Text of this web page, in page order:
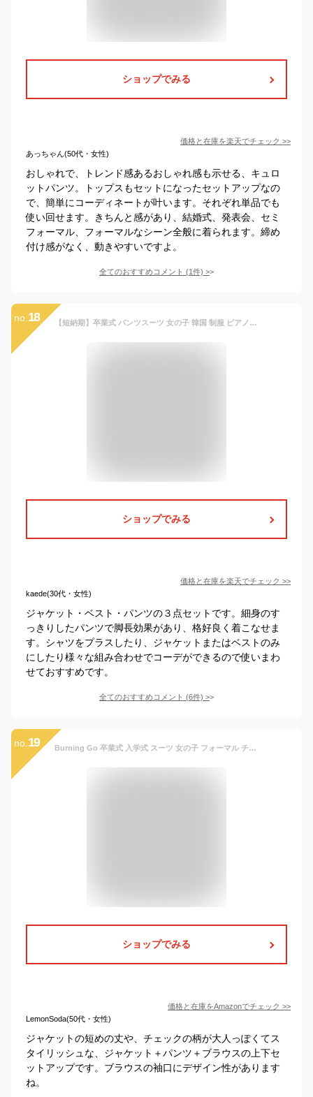
ショップでみる
価格と在庫を楽天でチェック >>
あっちゃん(50代・女性)
おしゃれで、トレンド感あるおしゃれ感も示せる、キュロ
ットパンツ。トップスもセットになったセットアップなの
で、簡単にコーディネートが叶います。それぞれ単品でも
使い回せます。きちんと感があり、結婚式、発表会、セミ
フォーマル、フォーマルなシーン全般に着られます。締め
付け感がなく、動きやすいですよ。
全てのおすすめコメント (1件) >
no. 18 【短納期】卒業式 パンツスーツ 女の子 韓国 制服 ピアノ発表会 卒業式 卒服 160 小学生 入学式 パンツスーツ ブラックフォーマル 子供スーツ 黒スーツ 大きいサイズ 子供 小学生 七五三 フォーマルスーツ ジュニア 入学式 スーツセット 学園祭 入園式 結婚式 110-170cm
ショップでみる
価格と在庫を楽天でチェック >>
kaede(30代・女性)
ジャケット・ベスト・パンツの３点セットです。細身のす
っきりしたパンツで脚長効果があり、格好良く着こなせま
す。シャツをプラスしたり、ジャケットまたはベストのみ
にしたり様々な組み合わせでコーデができるので使いまわ
せておすすめです。
全てのおすすめコメント (6件) >
no. 19 Burning Go 卒業式 入学式 スーツ 女の子 フォーマル チェック柄 子供スーツ ベスト パンツ 3点セット ブラウス 洋装フォーマル おしゃれ 春秋 ジュニア 結婚式 七五三 ピアノ 発表会
ショップでみる
価格と在庫をAmazonでチェック >>
LemonSoda(50代・女性)
ジャケットの短めの丈や、チェックの柄が大人っぽくてス
タイリッシュな、ジャケット＋パンツ＋ブラウスの上下セ
ットアップです。ブラウスの袖口にデザイン性があります
ね。